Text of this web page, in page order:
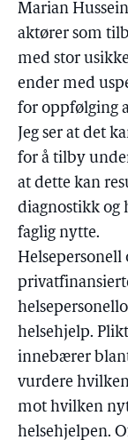
Marian
aktører som
med stor
ender med
for oppfølging
Jeg ser at det
for å tilby
at dette kan
diagnostikk og
faglig nytte.
helsehjelp.
innebærer
vurdere
mot hvilken
helsehjelpen.